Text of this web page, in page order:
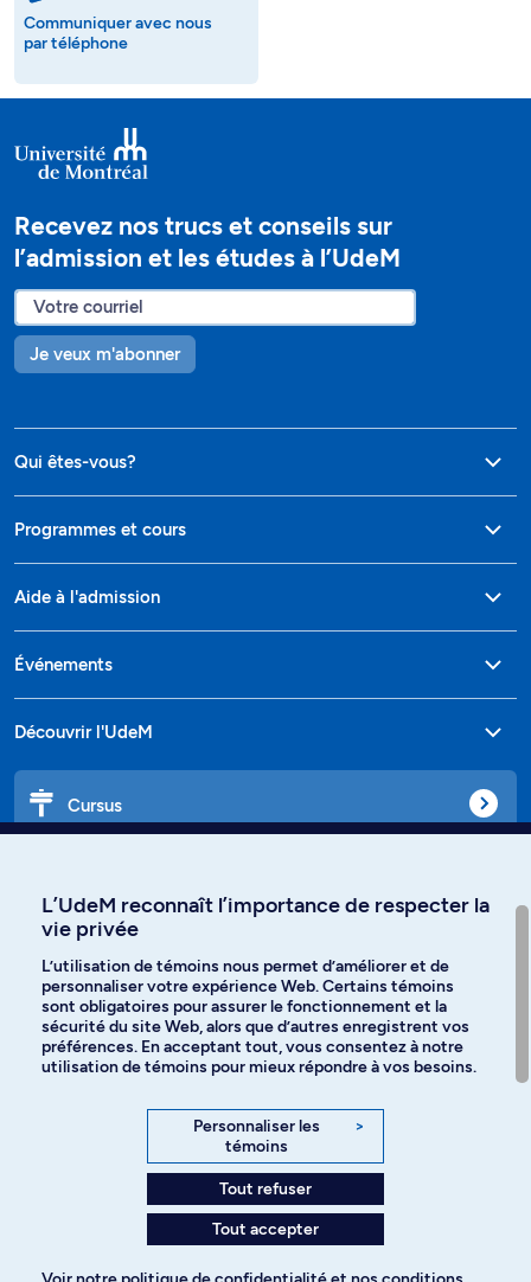
Communiquer avec nous
par téléphone
Recevez nos trucs et conseils sur
l’admission et les études à l’UdeM
Je veux m'abonner
Qui êtes-vous?
Programmes et cours
Aide à l'admission
Événements
Découvrir l'UdeM
Cursus
Langues
Facebook Instagram
YouTube
Politique de confidentialité
L’UdeM reconnaît l’importance de respecter la
vie privée
L’utilisation de témoins nous permet d’améliorer et de
personnaliser votre expérience Web. Certains témoins
sont obligatoires pour assurer le fonctionnement et la
sécurité du site Web, alors que d’autres enregistrent vos
préférences. En acceptant tout, vous consentez à notre
utilisation de témoins pour mieux répondre à vos besoins.
Personnaliser les
témoins
>
Tout refuser
Tout accepter